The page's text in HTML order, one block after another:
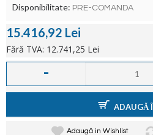
Disponibilitate: PRE-COMANDA
15.416,92 Lei
Fără TVA: 12.741,25 Lei
-
ADAUGĂ
Adaugă in Wishlist